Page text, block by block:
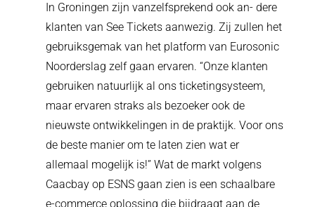
In Groningen zijn vanzelfsprekend ook an- dere
klanten van See Tickets aanwezig. Zij zullen het
gebruiksgemak van het platform van Eurosonic
Noorderslag zelf gaan ervaren. “Onze klanten
gebruiken natuurlijk al ons ticketingsysteem,
maar ervaren straks als bezoeker ook de
nieuwste ontwikkelingen in de praktijk. Voor ons
de beste manier om te laten zien wat er
allemaal mogelijk is!” Wat de markt volgens
Caacbay op ESNS gaan zien is een schaalbare
e-commerce oplossing die bijdraagt aan de